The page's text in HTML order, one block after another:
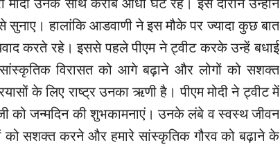
सुनाए। हालांकि आडवाणी ने इस मौके पर ज्यादा कुछ बात
करते रहे। इससे पहले पीएम ने ट्वीट करके उन्हें बधाई
सांस्कृतिक विरासत को आगे बढ़ाने और लोगों को सशक्त
के लिए राष्ट्र उनका ऋणी है। पीएम मोदी ने ट्वीट में
को जन्मदिन की शुभकामनाएं। उनके लंबे व स्वस्थ जीवन
को सशक्त करने और हमारे सांस्कृतिक गौरव को बढ़ाने के